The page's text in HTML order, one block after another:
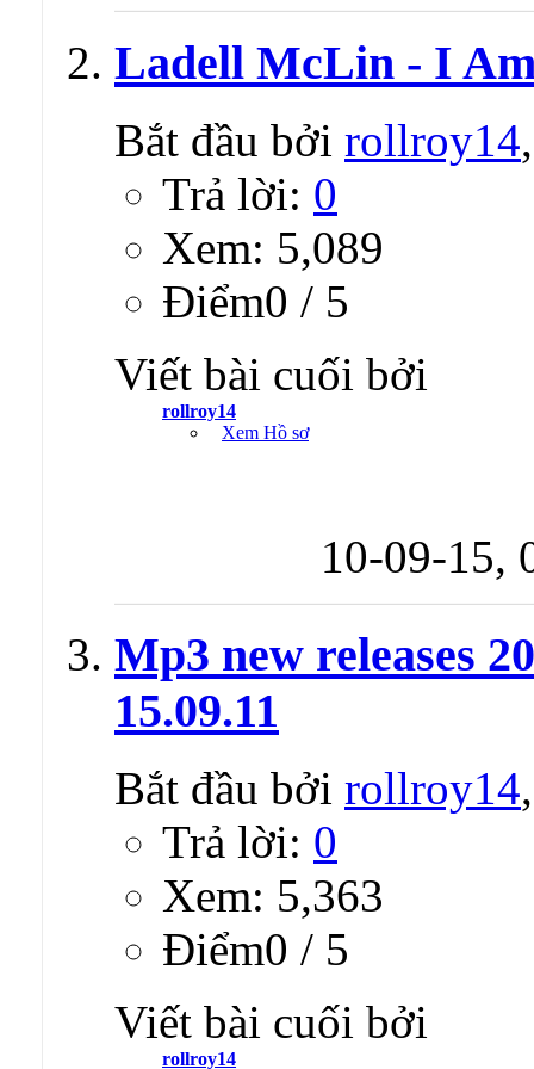
Ladell McLin - I Am
Bắt đầu bởi rollroy14
Trả lời: 0
Xem: 5,089
Ðiểm0 / 5
Viết bài cuối bởi
rollroy14
Xem Hồ sơ
10-09-15,
Mp3 new releases
15.09.11
Bắt đầu bởi rollroy14
Trả lời: 0
Xem: 5,363
Ðiểm0 / 5
Viết bài cuối bởi
rollroy14